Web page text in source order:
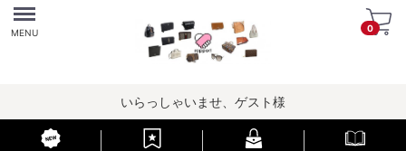
Menu
MENU 0
いらっしゃいませ、ゲスト様